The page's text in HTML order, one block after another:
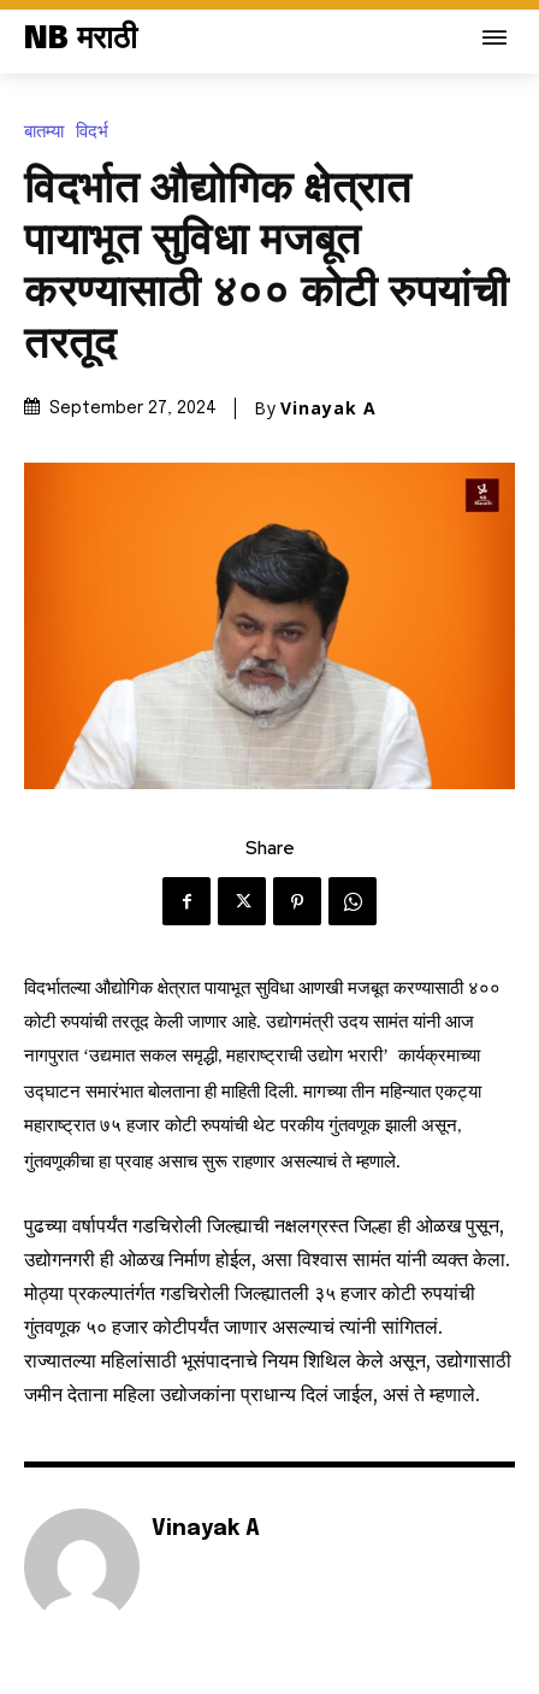
Join our community of
SUBSCRIBERS and be part of the
conversation.
To subscribe, simply enter your email address on our website
or click the subscribe button below. Don't worry, we respect
NB मराठी
बातम्या विदर्भ
विदर्भात औद्योगिक क्षेत्रात
पायाभूत सुविधा मजबूत
करण्यासाठी ४०० कोटी रुपयांची
तरतूद
September 27, 2024 By Vinayak A
Share
विदर्भातल्या औद्योगिक क्षेत्रात पायाभूत सुविधा आणखी मजबूत करण्यासाठी ४००
कोटी रुपयांची तरतूद केली जाणार आहे. उद्योगमंत्री उदय सामंत यांनी आज
नागपुरात ‘उद्यमात सकल समृद्धी, महाराष्ट्राची उद्योग भरारी’  कार्यक्रमाच्या
उद्घाटन समारंभात बोलताना ही माहिती दिली. मागच्या तीन महिन्यात एकट्या
महाराष्ट्रात ७५ हजार कोटी रुपयांची थेट परकीय गुंतवणूक झाली असून
गुंतवणूकीचा हा प्रवाह असाच सुरू राहणार अ‍सल्याचं ते म्हणाले.
पुढच्या वर्षापर्यंत गडचिरोली जिल्ह्याची नक्षलग्रस्त जिल्हा ही ओळख पुसून,
उद्योगनगरी ही ओळख निर्माण होईल, असा विश्वास सामंत यांनी व्यक्त केला.
मोठ्या प्रकल्पातंर्गत गडचिरोली जिल्ह्यातली ३५ हजार कोटी रुपयांची
गुंतवणूक ५० हजार कोटीपर्यंत जाणार असल्याचं त्यांनी सांगितलं.
राज्यातल्या महिलांसाठी भूसंपादनाचे नियम शिथिल केले असून, उद्योगासाठी
जमीन देताना महिला उद्योजकांना प्राधान्य दिलं जाईल, असं ते म्हणाले.
Vinayak A